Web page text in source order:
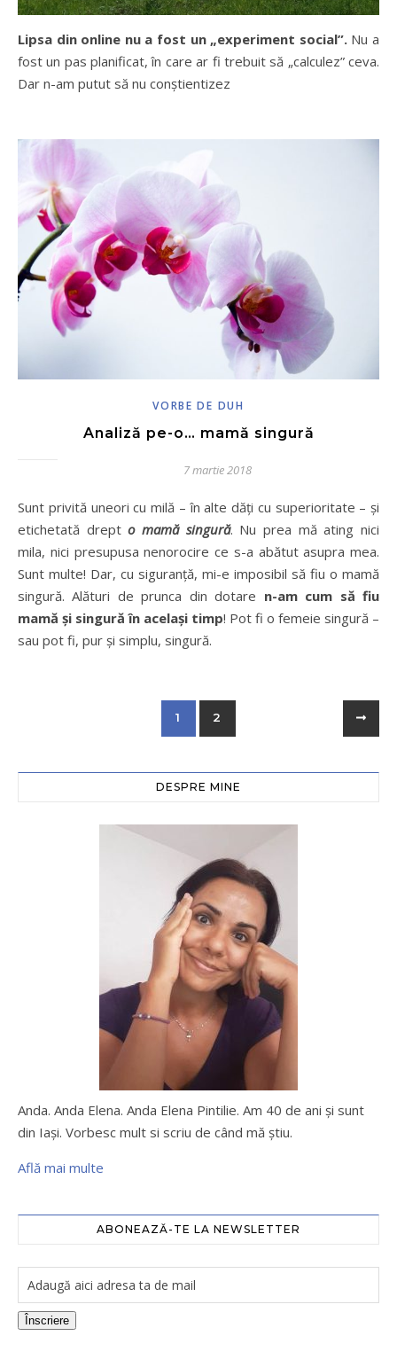
Lipsa din online nu a fost un „experiment social”.Nu a
fost un pas planificat, în care ar fi trebuit să „calculez” ceva.
Dar n-am putut să nu conștientizez
VORBE DE DUH
Analiză pe-o… mamă singură
7 martie 2018
Sunt privită uneori cu milă – în alte dăți cu superioritate – și
etichetată drepto mamă singură. Nu prea mă ating nici
mila, nici presupusa nenorocire ce s-a abătut asupra mea.
Sunt multe! Dar, cu siguranță, mi-e imposibil să fiu o mamă
singură. Alături de prunca din dotare n-am cum să fiu
mamă și singură în același timp! Pot fi o femeie singură –
sau pot fi, pur și simplu, singură.
1 2
DESPRE MINE
Anda. Anda Elena. Anda Elena Pintilie. Am 40 de ani şi sunt
din Iaşi. Vorbesc mult si scriu de când mă ştiu.
Află mai multe
ABONEAZĂ-TE LA NEWSLETTER
Înscriere